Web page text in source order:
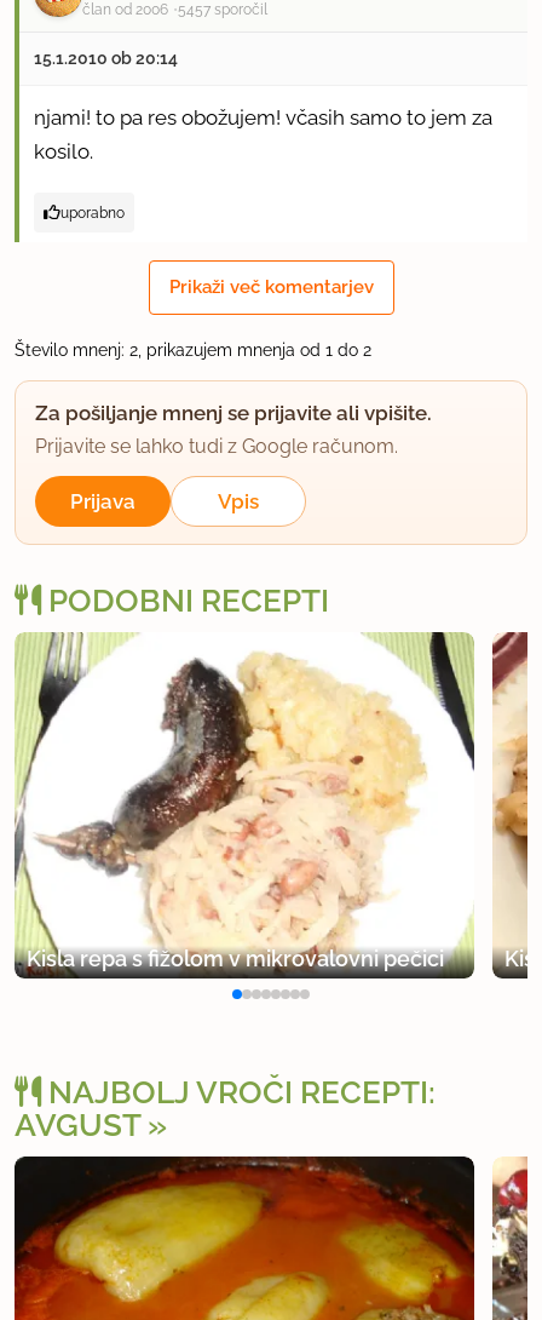
član od 2006 5457 sporočil
15.1.2010 ob 20:14
njami! to pa res obožujem! včasih samo to jem za
kosilo.
uporabno
Prikaži več komentarjev
Število mnenj: 2, prikazujem mnenja od 1 do 2
Za pošiljanje mnenj se prijavite ali vpišite.
Prijavite se lahko tudi z Google računom.
Prijava Vpis
PODOBNI RECEPTI
Kisla repa s fižolom v mikrovalovni pečici
NAJBOLJ VROČI RECEPTI:
AVGUST